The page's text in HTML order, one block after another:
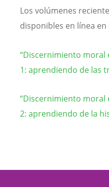
Los volúmenes
disponibles en línea
“Discernimiento moral
1: aprendiendo de las
“Discernimiento moral
2: aprendiendo de la